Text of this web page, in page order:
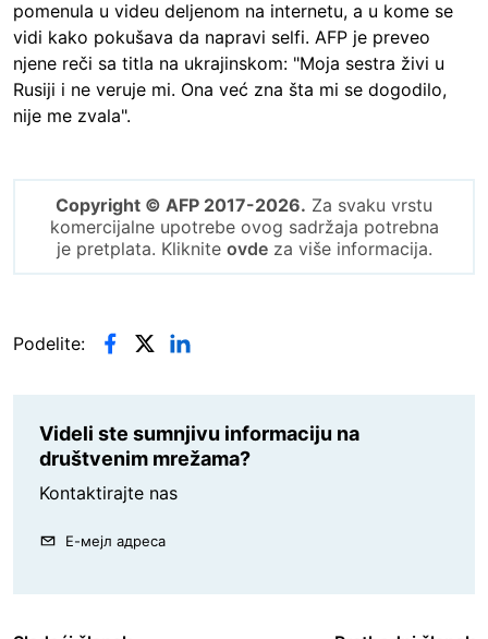
pomenula u videu deljenom na internetu, a u kome se
vidi kako pokušava da napravi selfi. AFP je preveo
njene reči sa titla na ukrajinskom: "Moja sestra živi u
Rusiji i ne veruje mi. Ona već zna šta mi se dogodilo,
nije me zvala".
Copyright © AFP 2017-2026. Za svaku vrstu
komercijalne upotrebe ovog sadržaja potrebna
je pretplata. Kliknite ovdeza više informacija.
Podelite:
Videli ste sumnjivu informaciju na
društvenim mrežama?
Kontaktirajte nas
Е-мејл адреса